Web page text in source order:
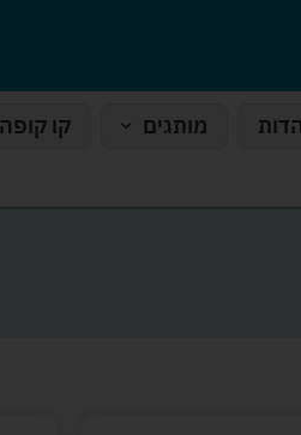
מותגים קו קופה